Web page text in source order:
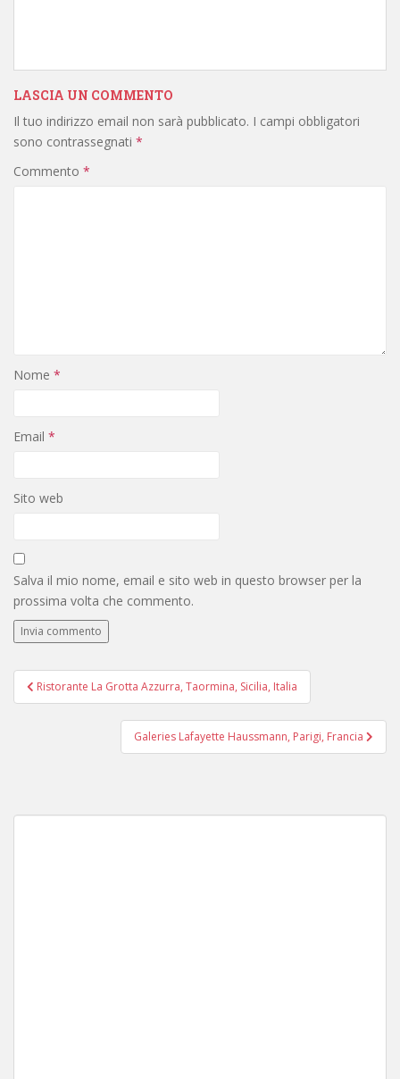
LASCIA UN COMMENTO
Il tuo indirizzo email non sarà pubblicato. I campi obbligatori
sono contrassegnati *
Commento *
Nome *
Email *
Sito web
Salva il mio nome, email e sito web in questo browser per la
prossima volta che commento.
Navigazione
articoli
Ristorante La Grotta Azzurra, Taormina, Sicilia, Italia
Galeries Lafayette Haussmann, Parigi, Francia